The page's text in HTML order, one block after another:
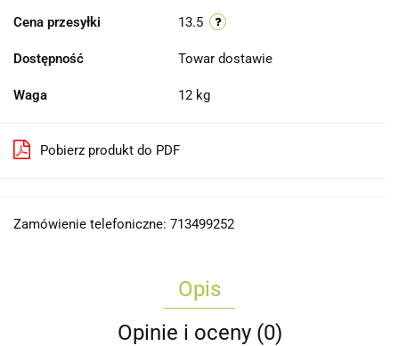
Cena przesyłki
13.5
Dostępność Towar dostawie
Waga 12 kg
Pobierz produkt do PDF
Zamówienie telefoniczne: 713499252
Opis
Opinie i oceny (0)